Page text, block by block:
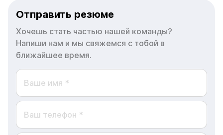
Отправить резюме
Хочешь стать частью нашей команды?
Напиши нам и мы свяжемся с тобой в
ближайшее время.